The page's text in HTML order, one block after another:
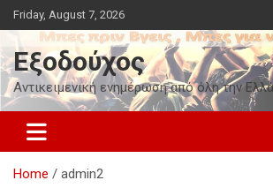
Skip
to
content
Friday, August 7, 2026
Εξοδούχος
Αντικειμενική ενημέρωση από όλη την
Home admin2